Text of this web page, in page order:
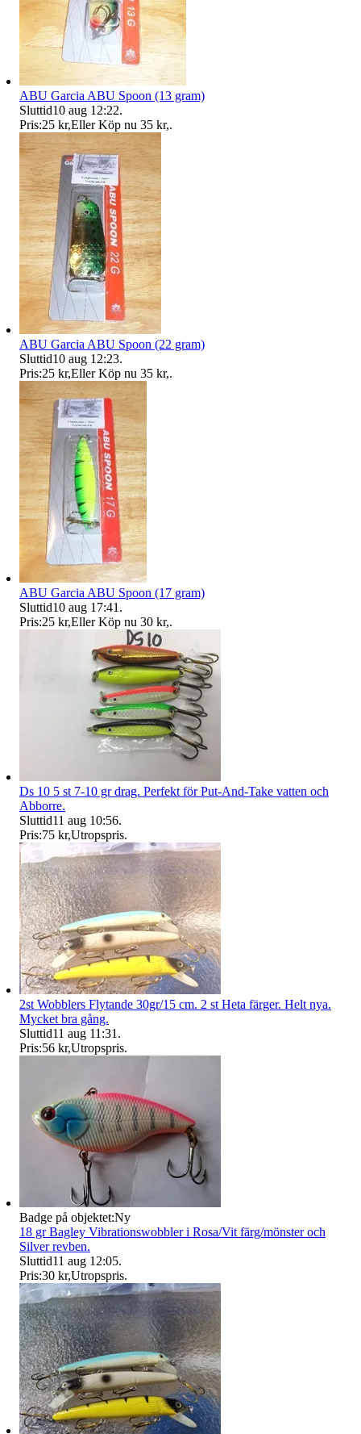
ABU Garcia ABU Spoon (13 gram)
Sluttid10 aug 12:22.
Pris:25 kr,Eller Köp nu 35 kr,.
ABU Garcia ABU Spoon (22 gram)
Sluttid10 aug 12:23.
Pris:25 kr,Eller Köp nu 35 kr,.
ABU Garcia ABU Spoon (17 gram)
Sluttid10 aug 17:41 .
Pris:25 kr,Eller Köp nu 30 kr,.
Ds 10 5 st 7-10 gr drag. Perfekt för Put-And-Take vatten och
Abborre.
Sluttid11 aug 10:56.
Pris:75 kr,Utropspris.
2st Wobblers Flytande 30gr/15 cm. 2 st Heta färger. Helt nya.
Mycket bra gång.
Sluttid11 aug 11:31 .
Pris:56 kr,Utropspris.
Badge på objektet:Ny
18 gr Bagley Vibrationswobbler i Rosa/Vit färg/mönster och
Silver revben.
Sluttid11 aug 12:05.
Pris:30 kr,Utropspris.